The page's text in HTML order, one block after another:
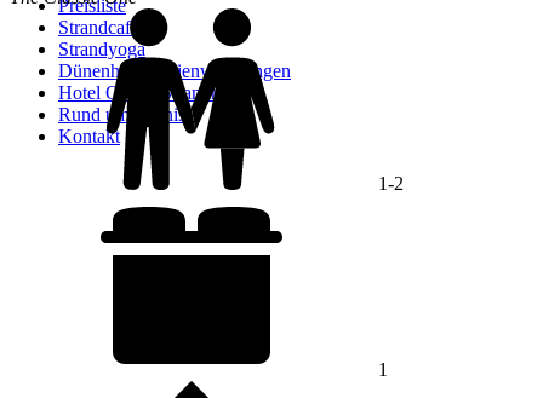
Preisliste
Strandcafé
Strandyoga
Dünenhaus-Ferienwohnungen
Hotel Ostsee Strandhaus
Rund um Holnis
Kontakt
1-2
1